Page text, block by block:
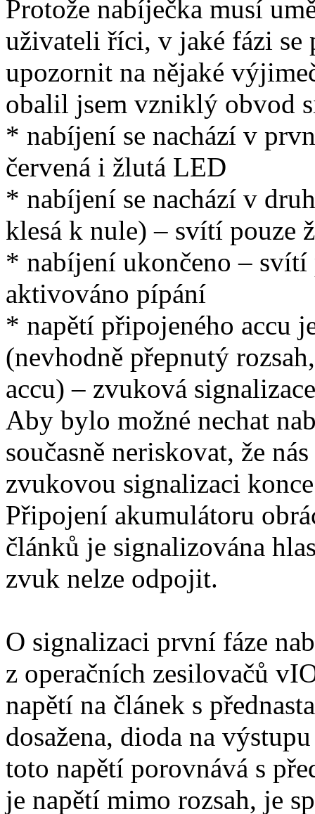
Protože nabíječka musí
uživateli říci, v jaké fázi se
upozornit na nějaké
obalil jsem vzniklý obvod
* nabíjení se nachází v
červená i žlutá LED
* nabíjení se nachází v
klesá k nule) – svítí pouze
* nabíjení ukončeno – svítí
aktivováno pípání
* napětí připojeného accu
(nevhodně přepnutý
accu) – zvuková
Aby bylo možné nechat
současně neriskovat, že
zvukovou signalizaci
Připojení akumulátoru
článků je signalizována
zvuk nelze odpojit.
O signalizaci první fáze
z operačních zesilovačů
napětí na článek s
dosažena, dioda na
toto napětí porovnává s
je napětí mimo rozsah, je